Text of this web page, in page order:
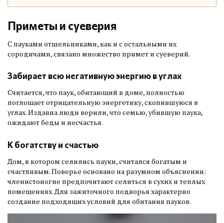
Приметы и суеверия
С пауками отшельниками, как и с остальными их
сородичами, связано множество примет и суеверий.
Забирает всю негативную энергию в углах
Считается, что паук, обитающий в доме, полностью
поглощает отрицательную энергетику, скопившуюся в
углах. Издавна люди верили, что семью, убившую паука,
ожидают беды и несчастья.
К богатству и счастью
Дом, в котором селились пауки, считался богатым и
счастливым. Поверье основано на разумном объяснении:
членистоногие предпочитают селиться в сухих и теплых
помещениях. Для зажиточного подворья характерно
создание подходящих условий для обитания пауков.